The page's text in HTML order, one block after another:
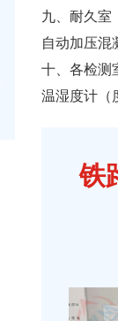
九、耐久室
自动加压混
十、各检
温湿度计（
铁